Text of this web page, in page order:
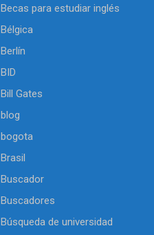
Becas para estudiar inglés
Bélgica
Berlín
BID
Bill Gates
blog
bogota
Brasil
Buscador
Buscadores
Búsqueda de universidad